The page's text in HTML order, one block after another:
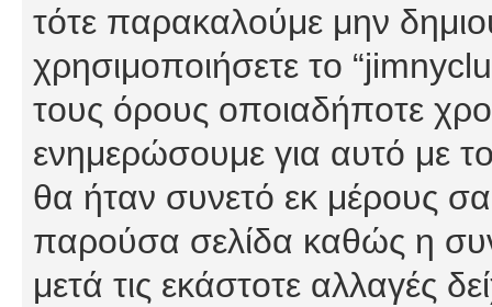
τότε παρακαλούμε μην
χρησιμοποιήσετε το
τους όρους οποιαδήποτε
ενημερώσουμε για αυτό με
θα ήταν συνετό εκ μέρους
παρούσα σελίδα καθώς η
μετά τις εκάστοτε αλλαγές